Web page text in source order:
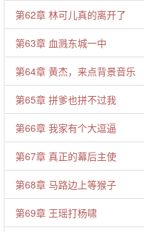
第62章 林可儿真的离开了
第63章 血溅东城一中
第64章 黄杰，来点背景音乐
第65章 拼爹也拼不过我
第66章 我家有个大逗逼
第67章 真正的幕后主使
第68章 马路边上等猴子
第69章 王瑶打杨啸